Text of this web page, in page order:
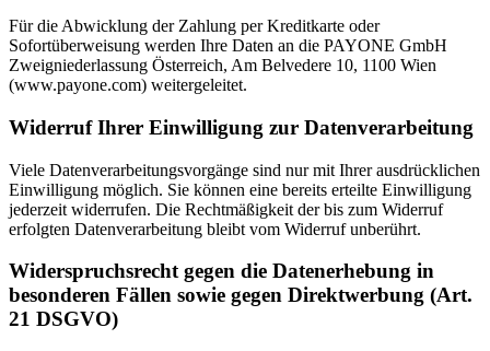
Für die Abwicklung der Zahlung per Kreditkarte oder
Sofortüberweisung werden Ihre Daten an die PAYONE GmbH
Zweigniederlassung Österreich, Am Belvedere 10, 1100 Wien
(www.payone.com) weitergeleitet.
Widerruf Ihrer Einwilligung zur Datenverarbeitung
Viele Datenverarbeitungsvorgänge sind nur mit Ihrer ausdrücklichen
Einwilligung möglich. Sie können eine bereits erteilte Einwilligung
jederzeit widerrufen. Die Rechtmäßigkeit der bis zum Widerruf
erfolgten Datenverarbeitung bleibt vom Widerruf unberührt.
Widerspruchsrecht gegen die Datenerhebung in
besonderen Fällen sowie gegen Direktwerbung (Art.
21 DSGVO)